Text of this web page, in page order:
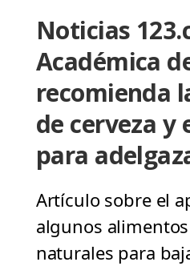
Noticias
Académica
recomienda
de cerveza y
para
Artículo sobre el
algunos
naturales para